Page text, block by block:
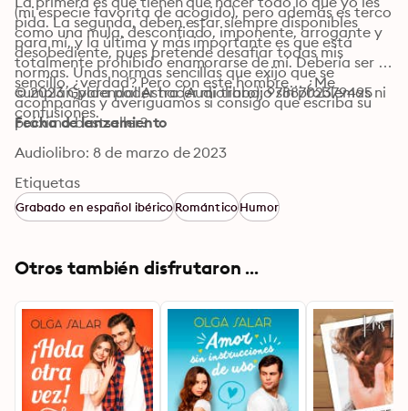
(mi especie favorita de acogido), pero además es terco
como una mula, desconfiado, imponente, arrogante y
desobediente, pues pretende desafiar todas mis
normas. Unas normas sencillas que exijo que se
cumplan para poder hacer mi trabajo sin problemas ni
confusiones.
pida. La segunda, deben estar siempre disponibles
para mí, y la última y más importante es que está
totalmente prohibido enamorarse de mí. Debería ser
sencillo, ¿verdad? Pero con este hombre… ¿Me
acompañas y averiguamos si consigo que escriba su
próximo bestseller?
© 2023 Gyldendal Astra (Audiolibro): 9788702379495
Fecha de lanzamiento
Audiolibro: 8 de marzo de 2023
Etiquetas
Grabado en español ibéricoRománticoHumor
Otros también disfrutaron ...